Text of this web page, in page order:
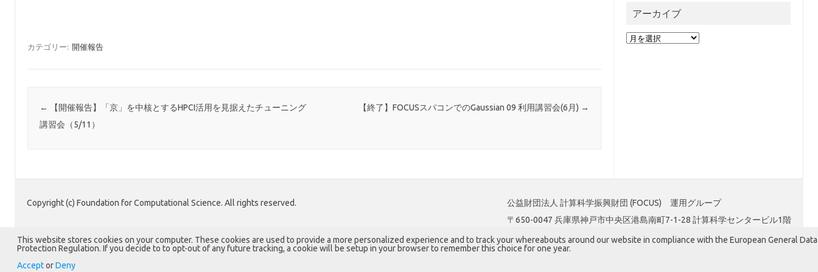
カテゴリー: 開催報告
投稿ナビゲーション
←
【開催報告】「京」を中核とするHPCI活用を見据えたチューニング
講習会（5/11）
【終了】FOCUSスパコンでのGaussian 09 利用講習会(6月) →
アーカイブ
ア
Copyright (c) Foundation for Computational Science. All rights reserved.
公益財団法人 計算科学振興財団 (FOCUS) 運用グループ
〒650-0047 兵庫県神戸市中央区港島南町7-1-28 計算科学センタービル1階
This website stores cookies on your computer. These cookies are used to provide a more personalized experience and to track your whereabouts around our website in compliance with the European General Data
Protection Regulation. If you decide to to opt-out of any future tracking, a cookie will be setup in your browser to remember this choice for one year.
AcceptorDeny